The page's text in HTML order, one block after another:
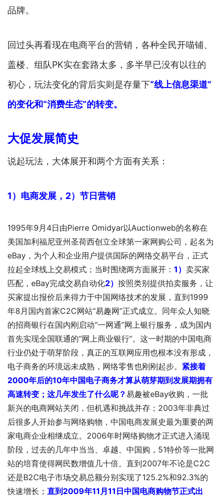
品牌。
回过头再看现在电商平台的营销，各种全民开喵铺、
盖楼、组队PK实在套路太多，多半早已没有以往的
初心，玩法变化的背后实则是存量下“线上信息渠道”
的变化和“消费生态”的转变。
大促发展简史
说起玩法，大体展开和两个方面有关系：
1）电商发展，2）节日营销
1995年9月4日由Pierre Omidyar以Auctionweb的名称在
美国加利福尼亚州圣荷西创立全球第一家网购公司，起名为
eBay，为个人和企业用户提供国际的网络交易平台，正式
拉起全球线上交易模式；当时围绕两方面展开： 1） 卖买家
匹配，eBay完成交易自动化2） 按照类别提供拍卖服务，让
买家提出报价后来得力于中国网络技术的发展，直到1999
年8月国内首家C2C网站“易趣网”正式成立。同年众人知晓
的招商银行在国内刚启动“一网通”网上银行服务，成为国内
首先实现全国联通的“网上商业银行”。这一时期的中国电商
行业仍处于萌芽阶段，真正的互联网应用也根本没有形成，
电子商务的环境远未成熟，网络零售也刚刚起步。 紧接着
2000年后的10年中国电子商务才算从萌芽期到发展期拥有
高速转变； 这几年发生了什么呢？易趣被eBay收购，一批
新兴的电商网站关闭，但机遇和挑战并存；2003年非典过
后很多人开始参与网络购物，中国电商发展史最为重要的两
家电商企业相继成立。2006年时网络购物才正式进入涌现
阶段，过去的几年中当当、卓越、中国购，51特价等一批网
站的培育使得网民数增值几十倍。直到2007年不论是C2C
还是B2C电子市场交易总额分别实现了125.2%和92.3%的
快速增长； 直到2009年11月11日中国电商购物节正式出